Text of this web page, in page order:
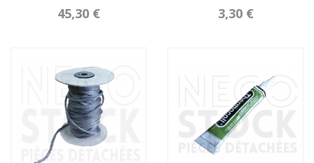
45,30 € 3,30 €